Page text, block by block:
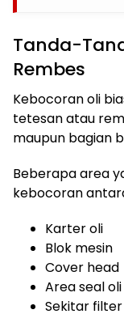
Tanda-
Rembes
Kebocoran oli
tetesan atau
maupun bagian
Beberapa area
kebocoran
Karter oli
Blok mesin
Cover head
Area seal oli
Sekitar